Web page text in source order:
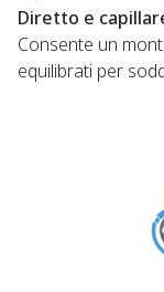
Diretto e
Consente un
equilibrati per